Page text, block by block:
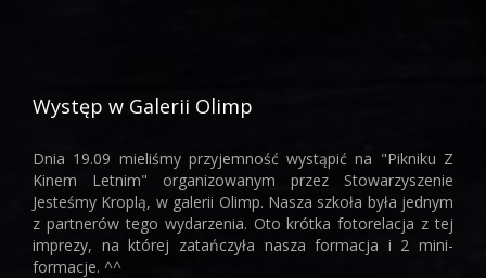
Występ w Galerii Olimp
Dnia 19.09 mieliśmy przyjemność wystąpić na "Pikniku Z
Kinem Letnim" organizowanym przez Stowarzyszenie
Jesteśmy Kroplą, w galerii Olimp. Nasza szkoła była jednym
z partnerów tego wydarzenia. Oto krótka fotorelacja z tej
imprezy, na której zatańczyła nasza formacja i 2 mini-
formacje. ^^